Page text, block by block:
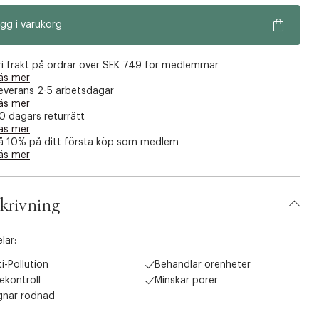
i varukorg
frakt på ordrar över SEK 749 för medlemmar
mer
2-5 arbetsdagar
mer
dagars returrätt
mer
10% på ditt första köp som medlem
mer
Pollution
Behandlar orenheter
Minskar porer
rodnad